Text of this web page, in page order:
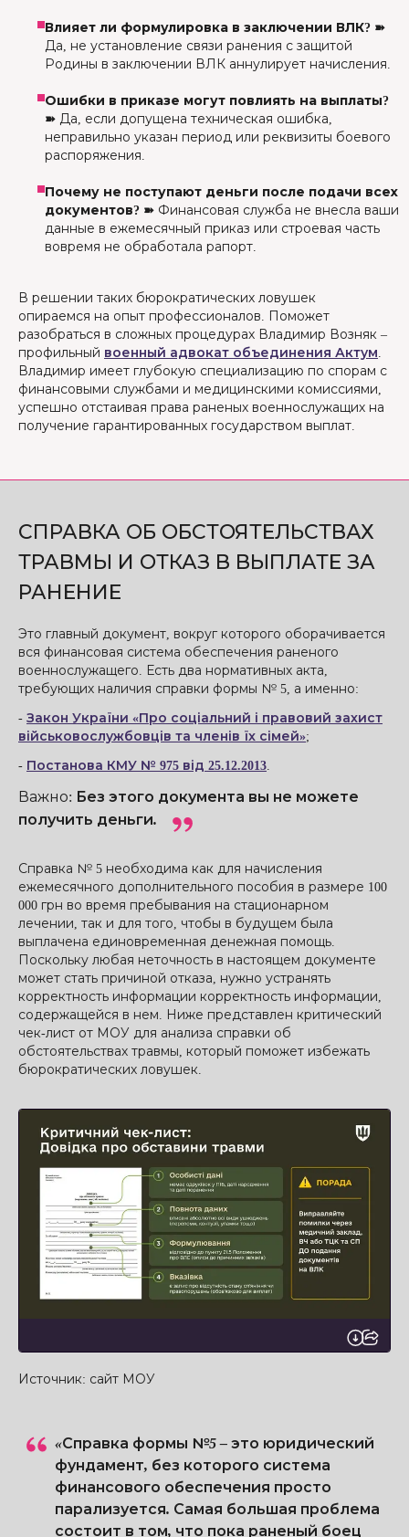
Влияет ли формулировка в заключении ВЛК? ➽
Да, не установление связи ранения с защитой
Родины в заключении ВЛК аннулирует начисления.
Ошибки в приказе могут повлиять на выплаты?
➽ Да, если допущена техническая ошибка,
неправильно указан период или реквизиты боевого
распоряжения.
Почему не поступают деньги после подачи всех
документов? ➽ Финансовая служба не внесла ваши
данные в ежемесячный приказ или строевая часть
вовремя не обработала рапорт.
В решении таких бюрократических ловушек
опираемся на опыт профессионалов. Поможет
разобраться в сложных процедурах Владимир Возняк –
профильный военный адвокат объединения Актум.
Владимир имеет глубокую специализацию по спорам с
финансовыми службами и медицинскими комиссиями,
успешно отстаивая права раненых военнослужащих на
получение гарантированных государством выплат.
СПРАВКА ОБ ОБСТОЯТЕЛЬСТВАХ
ТРАВМЫ И ОТКАЗ В ВЫПЛАТЕ ЗА
РАНЕНИЕ
Это главный документ, вокруг которого оборачивается
вся финансовая система обеспечения раненого
военнослужащего. Есть два нормативных акта,
требующих наличия справки формы № 5, а именно:
- Закон України «Про соціальний і правовий захист
військовослужбовців та членів їх сімей»;
- Постанова КМУ № 975 від 25.12.2013.
Важно: Без этого документа вы не можете
получить деньги.
Справка № 5 необходима как для начисления
ежемесячного дополнительного пособия в размере 100
000 грн во время пребывания на стационарном
лечении, так и для того, чтобы в будущем была
выплачена единовременная денежная помощь.
Поскольку любая неточность в настоящем документе
может стать причиной отказа, нужно устранять
корректность информации корректность информации,
содержащейся в нем. Ниже представлен критический
чек-лист от МОУ для анализа справки об
обстоятельствах травмы, который поможет избежать
бюрократических ловушек.
Источник: сайт МОУ
«Справка формы №5 – это юридический
фундамент, без которого система
финансового обеспечения просто
парализуется. Самая большая проблема
состоит в том, что пока раненый боец ​​